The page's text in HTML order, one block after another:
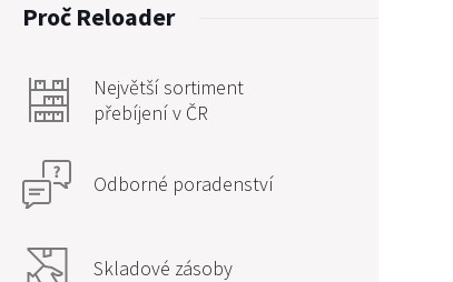
Proč Reloader
Největší sortiment
přebíjení v ČR
Odborné poradenství
Skladové zásoby